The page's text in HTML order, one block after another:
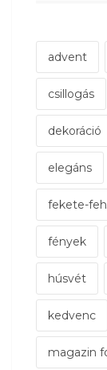
advent
csillogás
dekoráció
elegáns
fekete-
fények
húsvét
kedvenc
magazin